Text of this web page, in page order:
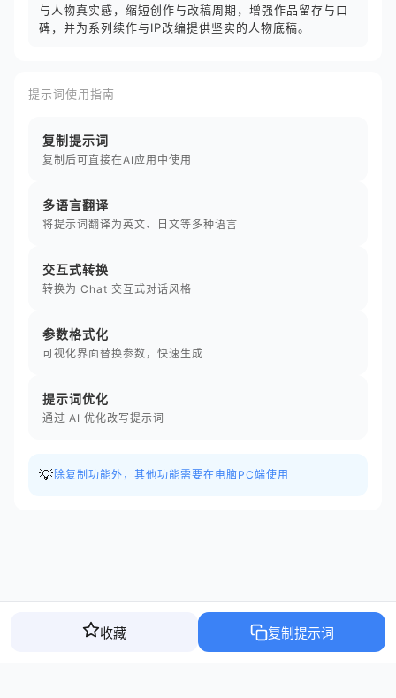
与人物真实感，缩短创作与改稿周期，增强作品留存与口
碑，并为系列续作与IP改编提供坚实的人物底稿。
提示词使用指南
复制提示词
复制后可直接在AI应用中使用
多语言翻译
将提示词翻译为英文、日文等多种语言
交互式转换
转换为 Chat 交互式对话风格
参数格式化
可视化界面替换参数，快速生成
提示词优化
通过 AI 优化改写提示词
💡 除复制功能外，其他功能需要在电脑PC端使用
收藏 复制提示词